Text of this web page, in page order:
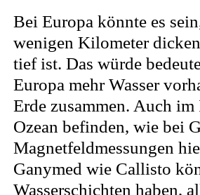
Bei Europa könnte es
wenigen Kilometer
tief ist. Das würde
Europa mehr Wasser
Erde zusammen. Auch
Ozean befinden, wie bei
Magnetfeldmessungen
Ganymed wie Callisto
Wasserschichten haben,